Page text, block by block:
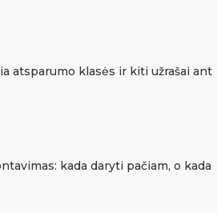
atsparumo klasės ir kiti užrašai ant
kada daryti pačiam, o kada